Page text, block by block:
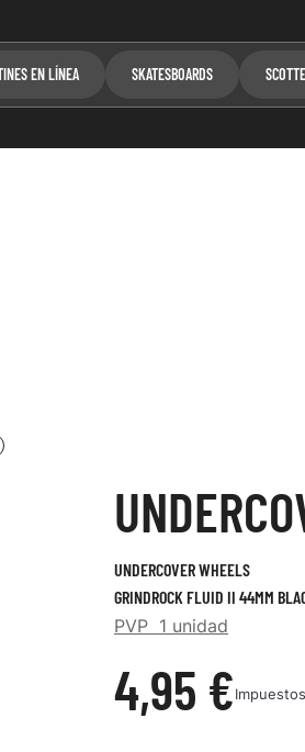
EN LÍNEA SKATESBOARDS
UNDERCOVER WHEELS
GRINDROCK FLUID II 44MM
PVP 1 unidad
4,95 €